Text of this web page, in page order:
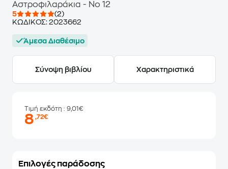
Αστροφιλαράκια - No 12
5
(2)
ΚΩΔΙΚΟΣ: 2023662
Άμεσα Διαθέσιμο
Σύνοψη βιβλίου Χαρακτηριστικά
Τιμή εκδότη : 9,01€
8,72€
Επιλογές παράδοσης